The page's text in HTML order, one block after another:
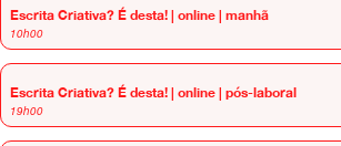
Escrita Criativa? É desta! | online | manhã
10h00
Escrita Criativa? É desta! | online | pós-laboral
19h00